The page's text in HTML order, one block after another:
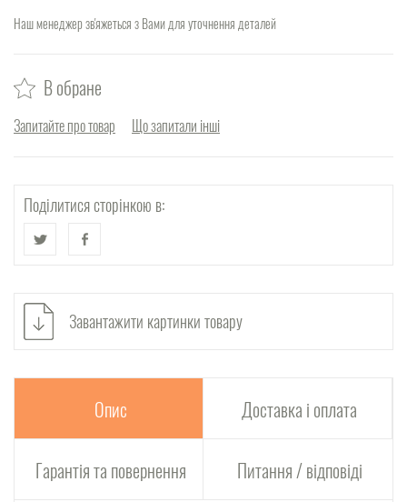
Наш менеджер зв'яжеться з Вами для уточнення деталей
В обране
Запитайте про товар Що запитали інші
Поділитися сторінкою в:
Завантажити картинки товару
Опис Доставка і оплата
Гарантія та повернення Питання / відповіді